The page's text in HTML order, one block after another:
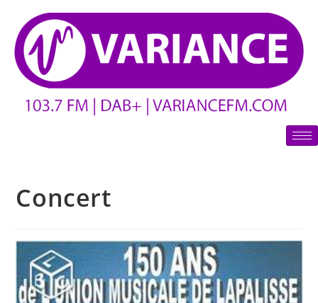
Concert